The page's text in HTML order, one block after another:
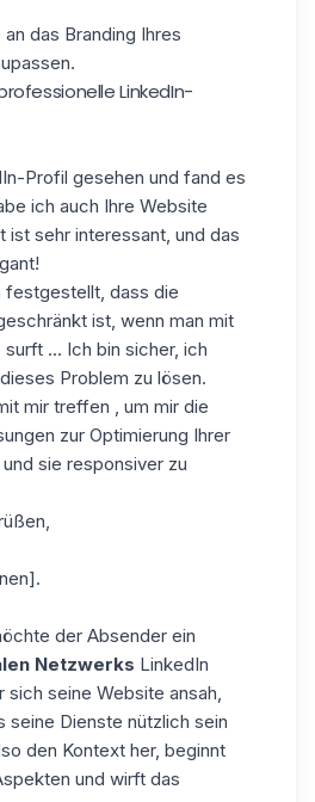
das Branding Ihres
LinkedIn-
Profil gesehen und fand es
ich auch Ihre Website
ist sehr interessant, und das
festgestellt, dass die
ist, wenn man mit
... Ich bin sicher, ich
Problem zu lösen.
mir treffen , um mir die
zur Optimierung Ihrer
sie responsiver zu
der Absender ein
Netzwerks LinkedIn
sich seine Website ansah,
Dienste nützlich sein
den Kontext her, beginnt
und wirft das